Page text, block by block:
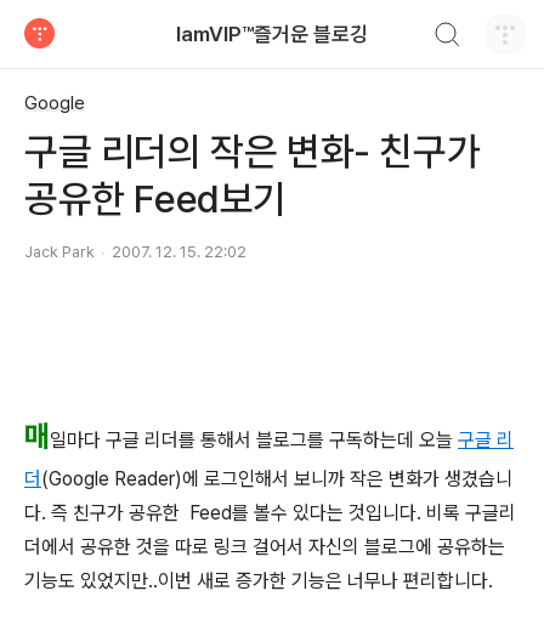
IamVIP™즐거운 블로깅
Google
구글 리더의 작은 변화- 친구가
공유한 Feed보기
Jack Park 2007. 12. 15. 22:02
매 일마다 구글 리더를 통해서 블로그를 구독하는데 오늘 구글 리
더 (Google Reader)에 로그인해서 보니까 작은 변화가 생겼습니
다. 즉 친구가 공유한 Feed를 볼수 있다는 것입니다. 비록 구글리
더에서 공유한 것을 따로 링크 걸어서 자신의 블로그에 공유하는
기능도 있었지만..이번 새로 증가한 기능은 너무나 편리합니다.